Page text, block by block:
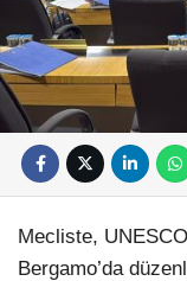
Mecliste,
Bergamo’da